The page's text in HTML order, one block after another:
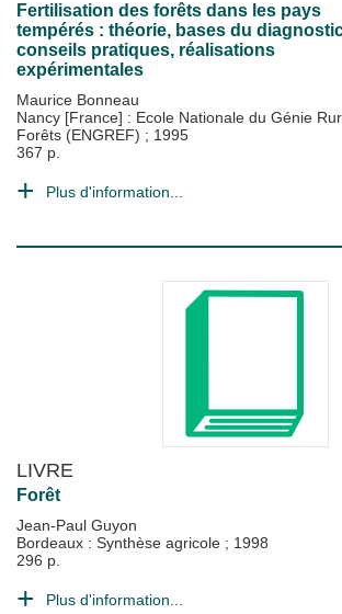
Fertilisation des forêts dans les pays
tempérés : théorie, bases du
conseils pratiques, réalisations
expérimentales
Maurice Bonneau
Nancy [France] : Ecole Nationale du Génie
Forêts (ENGREF) ; 1995
367 p.
Plus d'information...
LIVRE
Forêt
Jean-Paul Guyon
Bordeaux : Synthèse agricole ; 1998
296 p.
Plus d'information...